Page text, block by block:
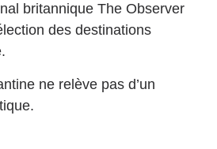
britannique The Observer
des destinations
ne relève pas d’un